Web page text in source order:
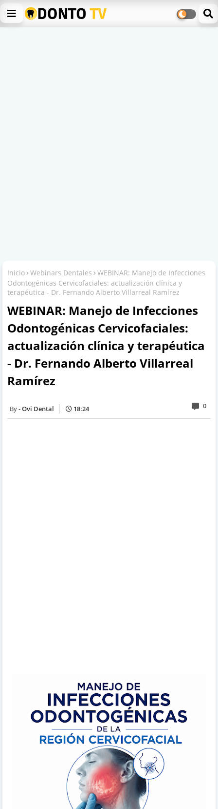
Inicio Webinars Dentales
WEBINAR: Manejo de Infecciones
Odontogénicas Cervicofaciales: actualización clínica y
terapéutica - Dr. Fernando Alberto Villarreal Ramírez
WEBINAR: Manejo de Infecciones
Odontogénicas Cervicofaciales:
actualización clínica y terapéutica
- Dr. Fernando Alberto Villarreal
Ramírez
Ovi Dental 18:24 0